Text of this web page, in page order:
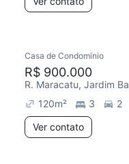
Redecorar
Casa de Condomínio
R$ 900.000
R. Maracatu, Jardim
120m² 3
2
Ver contato